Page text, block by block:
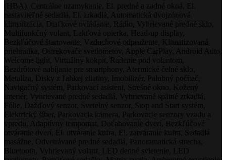
(HBA), Centrálne uzamykanie, El. predné a zadné okná, El.
nastaviteľné sedadlá, El. zrkadlá, Automatická dvojzónová
klimatizácia, Diaľkové ovládanie, Rádio, Vyhrievané predné sklo,
Multifunkčný volant, Lakťová opierka, Head-up display,
Bezkľúčové štartovanie, Vzduchové odpruženie, Klimatizovaná
priehradka, Ostrekovače svetlometov, Apple CarPlay, Android Auto,
Welcome light, Virtuálny kokpit, Radenie pod volantom,
Bezdrôtové nabíjanie pre smartphony, Atermické čelné sklo,
Metalíza, Disky z ľahkej zliatiny, Imobilizér, Palubný počítač,
Navigačný systém, Parkovací asistent, Strešné okno, Kožený
interiér, Vyhrievané predné sedadlá, Vyhrievané spätné zrkadlá,
Fólie, Dažďový senzor, Svetelný senzor, Stop and Start systém,
Elektrický šíber, Parkovacia kamera, Parkovacie senzory vzadu a
vpredu, Adaptívny tempomat, Doťahovanie dverí, Bezkľúčové
otváranie dverí, El. otváranie kufra, El. zatváranie kufra, Sedadlá
masážne, Odvetrávané predné sedadlá, Panoramatická strecha,
Bluetooth, Vyhrievaný volant, LED denné svietenie, LED